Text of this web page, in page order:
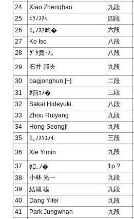
24
Xiao Zhenghao 九段
25
ﾋﾂﾉｽﾁｯ 四段
26
ﾐ｡ﾉｽﾁ昀� 六段
27
Ko Iso 八段
28
ｸﾟﾀ賁･ｽ｡ 八段
29
石井 邦夫 九段
30
bagjonghun [~] 二段
31
ﾎ箚ｮﾒ� 三段
32
Sakai Hideyuki 八段
33
Zhou Ruiyang 九段
34
Hong Seongji 九段
35
ﾐ｡ﾉｽｿﾕﾒｲ 三段
36
Xie Yimin 九段
37
ﾎ｡ﾉ� 1p ?
38
小林 光一 九段
39
結城 聡 九段
40
Dang Yifei 九段
41
Park Jungwhan 九段